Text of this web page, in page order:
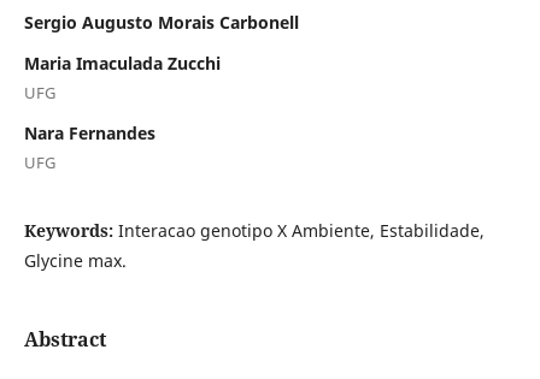
Sergio Augusto Morais Carbonell
Maria Imaculada Zucchi
UFG
Nara Fernandes
UFG
Keywords: Interacao genotipo X Ambiente, Estabilidade,
Glycine max.
Abstract